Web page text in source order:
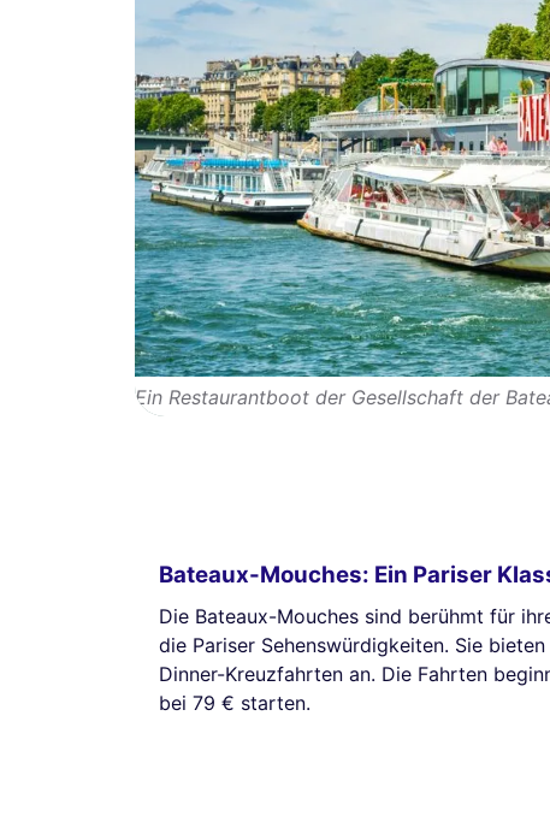
Ein Restaurantboot der Gesellschaft der
Bateaux-Mouches: Ein Pariser
Die Bateaux-Mouches sind berühmt für
die Pariser Sehenswürdigkeiten. Sie
Dinner-Kreuzfahrten an. Die Fahrten
bei 79 € starten.